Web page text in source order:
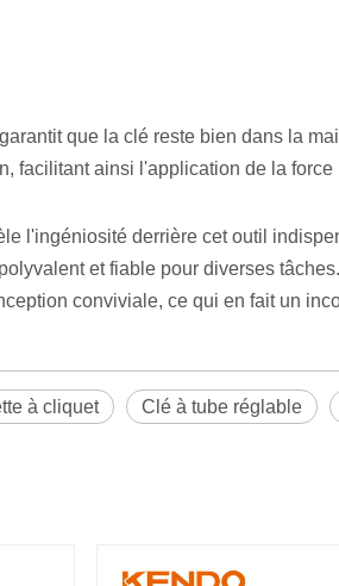
que la clé reste bien dans la
facilitant ainsi l'application de la
l'ingéniosité derrière cet outil
et fiable pour diverses
conviviale, ce qui en fait un
à cliquet Clé à tube réglable